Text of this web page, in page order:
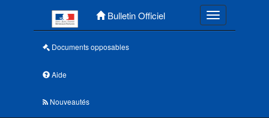
Bulletin Officiel Toggle
Documents opposables
Aide
Nouveautés